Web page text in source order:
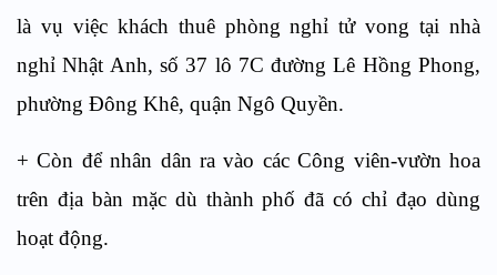
là vụ việc khách thuê phòng nghỉ tử vong tại nhà
nghỉ Nhật Anh, số 37 lô 7C đường Lê Hồng Phong,
phường Đông Khê, quận Ngô Quyền.
+ Còn để nhân dân ra vào các Công viên-vườn hoa
trên địa bàn mặc dù thành phố đã có chỉ đạo dùng
hoạt động.